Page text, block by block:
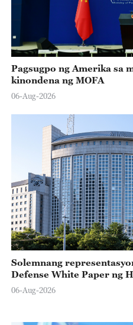
Pagsugpo ng Amerika sa
kinondena ng MOFA
06-Aug-2026
Solemnang
Defense White Paper ng
06-Aug-2026